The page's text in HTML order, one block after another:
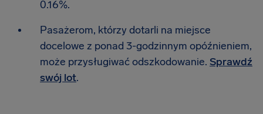
0.16%.
Pasażerom, którzy dotarli na miejsce
docelowe z ponad 3-godzinnym opóźnieniem,
może przysługiwać odszkodowanie. Sprawdź
swój lot.